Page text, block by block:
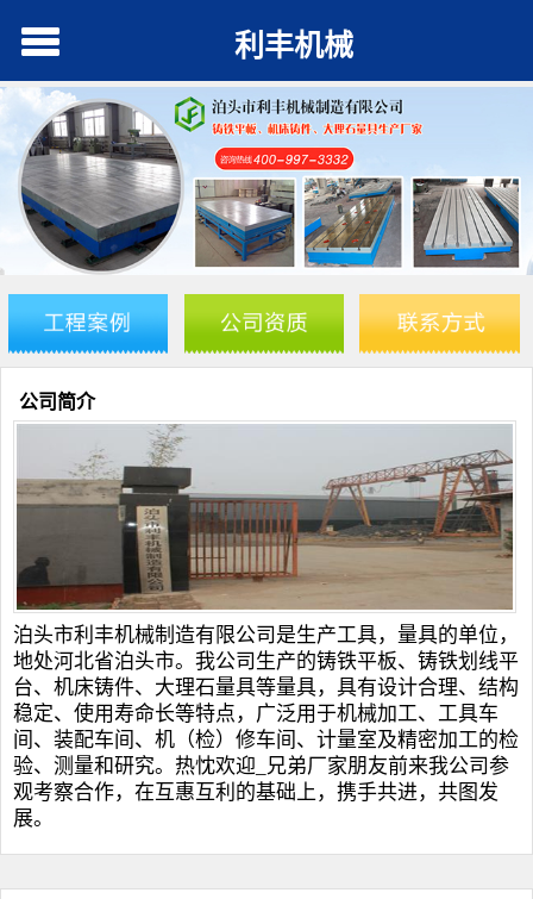
利丰机械
公司简介
泊头市利丰机械制造有限公司是生产工具，量具的单位，
地处河北省泊头市。我公司生产的铸铁平板、 铸铁划线平
台、 机床铸件、 大理石量具等量具，具有设计合理、结构
稳定、使用寿命长等特点，广泛用于机械加工、工具车
间、装配车间、机（检）修车间、计量室及精密加工的检
验、测量和研究。热忱欢迎_兄弟厂家朋友前来我公司参
观考察合作，在互惠互利的基础上，携手共进，共图发
展。